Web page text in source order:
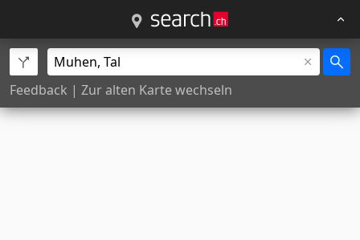
Feedback | Zur alten Karte wechseln